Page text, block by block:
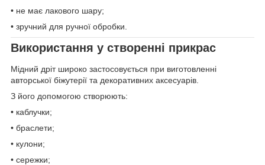
• не має лакового шару;
• зручний для ручної обробки.
Використання у створенні прикрас
Мідний дріт широко застосовується при виготовленні
авторської біжутерії та декоративних аксесуарів.
З його допомогою створюють:
• каблучки;
• браслети;
• кулони;
• сережки;